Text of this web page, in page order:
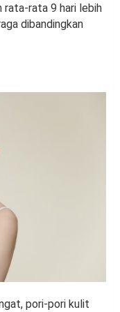
rata-rata 9 hari lebih
dibandingkan
pori-pori kulit